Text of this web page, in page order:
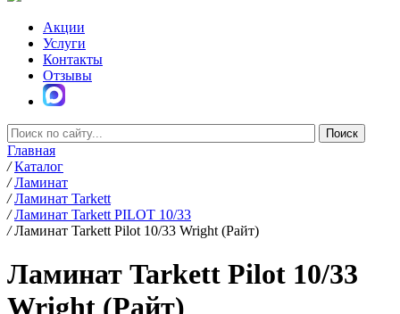
Акции
Услуги
Контакты
Отзывы
Главная
/ Каталог
/ Ламинат
/ Ламинат Tarkett
/ Ламинат Tarkett PILOT 10/33
/ Ламинат Tarkett Pilot 10/33 Wright (Райт)
Ламинат Tarkett Pilot 10/33
Wright (Райт)